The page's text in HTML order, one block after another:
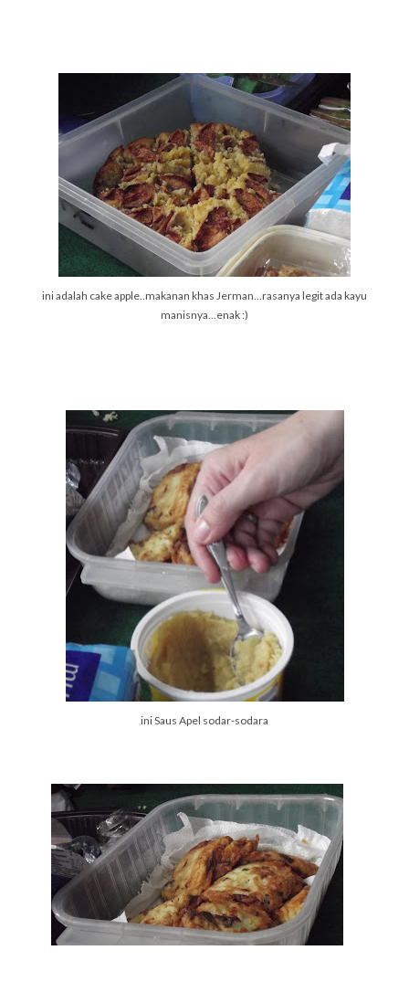
ini adalah cake apple..makanan khas Jerman...rasanya legit ada kayu
manisnya...enak :)
ini Saus Apel sodar-sodara